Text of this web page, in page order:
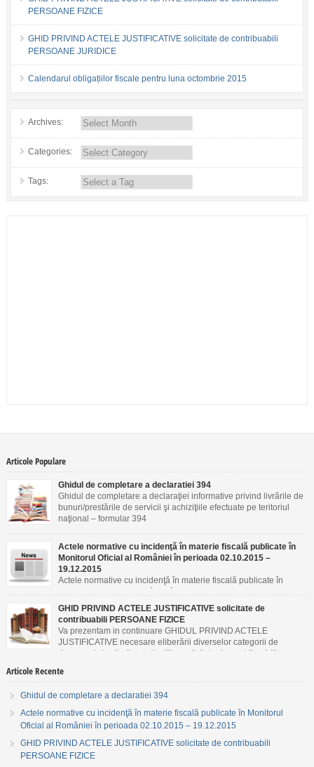
PERSOANE FIZICE
GHID PRIVIND ACTELE JUSTIFICATIVE solicitate de contribuabili
PERSOANE JURIDICE
Calendarul obligațiilor fiscale pentru luna octombrie 2015
Archives:
Categories:
Tags:
Articole Populare
Ghidul de completare a declaratiei 394
Ghidul de completare a declaraţiei informative privind livrările de
bunuri/prestările de servicii şi achiziţiile efectuate pe teritoriul
naţional – formular 394
Actele normative cu incidenţă în materie fiscală publicate în
Monitorul Oficial al României în perioada 02.10.2015 –
19.12.2015
Actele normative cu incidenţă în materie fiscală publicate în
GHID PRIVIND ACTELE JUSTIFICATIVE solicitate de
contribuabili PERSOANE FIZICE
Va prezentam in continuare GHIDUL PRIVIND ACTELE
JUSTIFICATIVE necesare eliberării diverselor categorii de
documente/emiterii autorizaţiilor solicitate de contribuabili
Articole Recente
Ghidul de completare a declaratiei 394
Actele normative cu incidenţă în materie fiscală publicate în Monitorul
Oficial al României în perioada 02.10.2015 – 19.12.2015
GHID PRIVIND ACTELE JUSTIFICATIVE solicitate de contribuabili
PERSOANE FIZICE